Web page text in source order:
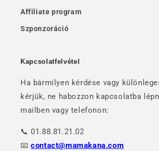
Affiliate program
Szponzoráció
Kapcsolatfelvétel
Ha bármilyen kérdése vagy
kérjük, ne habozzon kapcsolatba
mailben vagy telefonon:
📞 01.88.81.21.02
📧contact@mamakana.com